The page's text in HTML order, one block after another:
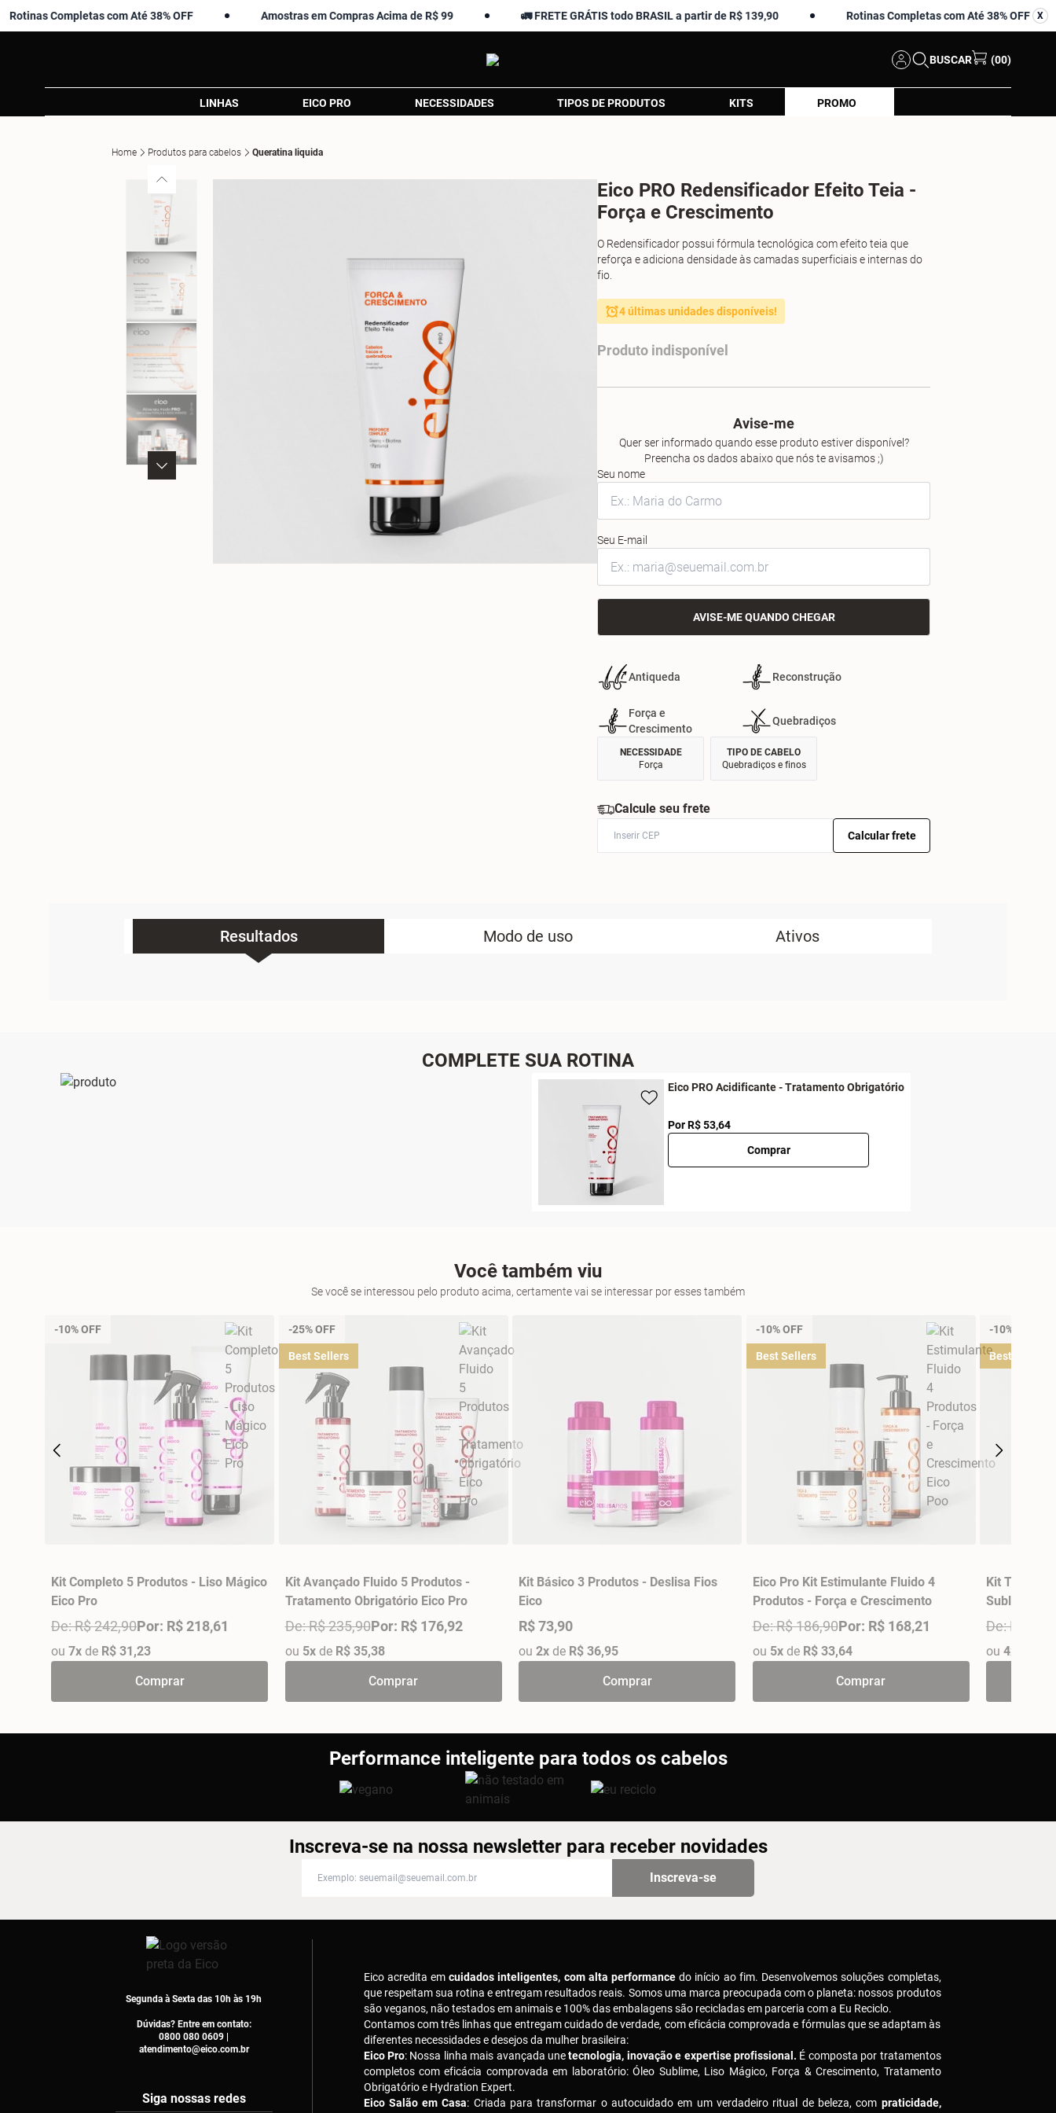
X
Completas com Até 38% OFF Amostras em Compras Acima de R$ 99 🚛 FRETE GRÁTIS todo BRASIL a partir de R$ 139,90 Rotinas Completas com Até 38% OFF
X
BUSCAR (00)
LINHAS EICO PRO NECESSIDADES TIPOS DE PRODUTOS KITS PROMO
Home Produtos para cabelos Queratina liquida
Eico PRO Redensificador Efeito Teia -
Força e Crescimento
O Redensificador possui fórmula tecnológica com efeito teia que
reforça e adiciona densidade às camadas superficiais e internas do
fio.
4 últimas unidades disponíveis!
Produto indisponível
Avise-me
Quer ser informado quando esse produto estiver disponível?
Preencha os dados abaixo que nós te avisamos ;)
Seu nome
Seu E-mail
AVISE-ME QUANDO CHEGAR
Antiqueda Reconstrução
Força e
Crescimento
Quebradiços
NECESSIDADE
Força
TIPO DE CABELO
Quebradiços e finos
Calcule seu frete
Calcular frete
Resultados Modo de uso Ativos
COMPLETE SUA ROTINA
Eico PRO Acidificante - Tratamento Obrigatório
Por R$ 53,64
Comprar
Você também viu
Se você se interessou pelo produto acima, certamente vai se interessar por esses também
-10% OFF
Kit Completo 5 Produtos - Liso Mágico
Eico Pro
De: R$ 242,90Por: R$ 218,61
ou 7x de R$ 31,23
Comprar
-25% OFF
Best Sellers
Kit Avançado Fluido 5 Produtos -
Tratamento Obrigatório Eico Pro
De: R$ 235,90Por: R$ 176,92
ou 5xde R$ 35,38
Comprar
Kit Básico 3 Produtos - Deslisa Fios
Eico
R$ 73,90
ou 2x de R$ 36,95
Comprar
-10% OFF
Best Sellers
Eico Pro Kit Estimulante Fluido 4
Produtos - Força e Crescimento
De: R$ 186,90Por: R$ 168,21
ou 5xde R$ 33,64
Comprar
-10% OFF
Best Sellers
Kit Trio
Sublime
De: R$
ou 4x
Performance inteligente para todos os cabelos
Inscreva-se na nossa newsletter para receber novidades
Inscreva-se
Segunda à Sexta das 10h às 19h
Dúvidas? Entre em contato:
0800 080 0609 |
atendimento@eico.com.br
Siga nossas redes
Eico acredita emcuidados inteligentes, com alta performance do início ao fim. Desenvolvemos soluções completas,
que respeitam sua rotina e entregam resultados reais. Somos uma marca preocupada com o planeta: nossos produtos
são veganos, não testados em animais e 100% das embalagens são recicladas em parceria com a Eu Reciclo.
Contamos com três linhas que entregam cuidado de verdade, com eficácia comprovada e fórmulas que se adaptam às
diferentes necessidades e desejos da mulher brasileira:
Eico Pro: Nossa linha mais avançada unetecnologia, inovação e expertise profissional. É composta por tratamentos
completos com eficácia comprovada em laboratório: Óleo Sublime, Liso Mágico, Força & Crescimento, Tratamento
Obrigatório e Hydration Expert.
Eico Salão em Casa: Criada para transformar o autocuidado em um verdadeiro ritual de beleza, com praticidade,